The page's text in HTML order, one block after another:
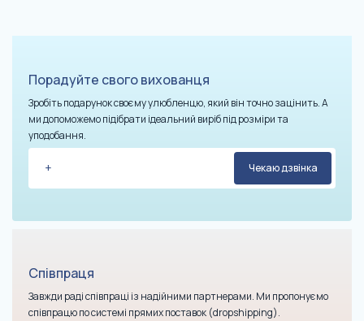
Порадуйте свого вихованця
Зробіть подарунок своєму улюбленцю, який він точно зацінить. А
ми допоможемо підібрати ідеальний виріб під розміри та
уподобання.
Співпраця
Завжди раді співпраці із надійними партнерами. Ми пропонуємо
співпрацю по системі прямих поставок (dropshipping).